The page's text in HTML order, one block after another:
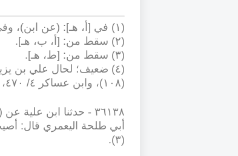
(١) في [أ، هـ]: (عن ابن)، وفي [جـ]: (ابن)
(٢) سقط من: [أ، ب، هـ]
.
(٣) سقط من: [ط، هـ]
.
(١٠٨)، وابن عساكر ٤/ ٤٧٠، والطبراني كما في مجموع الزوائد ٩/ ٨
٣٦١٣٨ -
(٣)
.